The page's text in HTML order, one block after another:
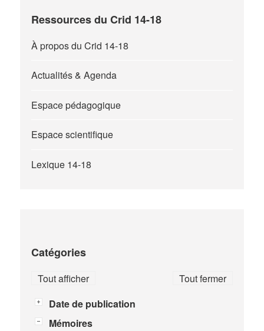
Ressources du Crid 14-18
À propos du Crid 14-18
Actualités & Agenda
Espace pédagogique
Espace scientifique
Lexique 14-18
Catégories
Tout fermer
Tout afficher
Date de publication
Mémoires